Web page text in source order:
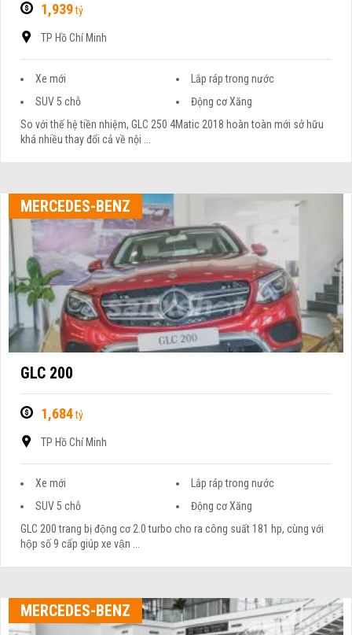
1,939tỷ
TP Hồ Chí Minh
Xe mới
Lắp ráp trong nước
SUV 5 chỗ
Động cơ Xăng
So với thế hệ tiền nhiệm, GLC 250 4Matic 2018 hoàn toàn mới sở hữu
khá nhiều thay đổi cả về nội ...
MERCEDES-BENZ
GLC 200
1,684tỷ
TP Hồ Chí Minh
Xe mới
Lắp ráp trong nước
SUV 5 chỗ
Động cơ Xăng
GLC 200 trang bị động cơ 2.0 turbo cho ra công suất 181 hp, cùng với
hộp số 9 cấp giúp xe vận ...
MERCEDES-BENZ